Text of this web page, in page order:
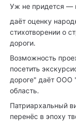
Уж не придется —
даёт оценку
стихотворении о
дороги.
Возможность
посетить
дороге" даёт ООО
область.
Патриархальный
перенёс в эпоху